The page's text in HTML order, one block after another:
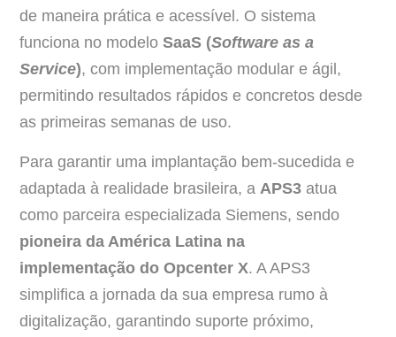
de maneira prática e acessível. O sistema
funciona no modelo SaaS (Software as a
Service), com implementação modular e ágil,
permitindo resultados rápidos e concretos desde
as primeiras semanas de uso.
Para garantir uma implantação bem-sucedida e
adaptada à realidade brasileira, a APS3 atua
como parceira especializada Siemens, sendo
pioneira da América Latina na
implementação do Opcenter X. A APS3
simplifica a jornada da sua empresa rumo à
digitalização, garantindo suporte próximo,